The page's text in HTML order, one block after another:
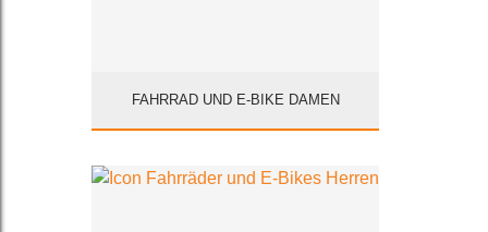
FAHRRAD UND E-BIKE DAMEN